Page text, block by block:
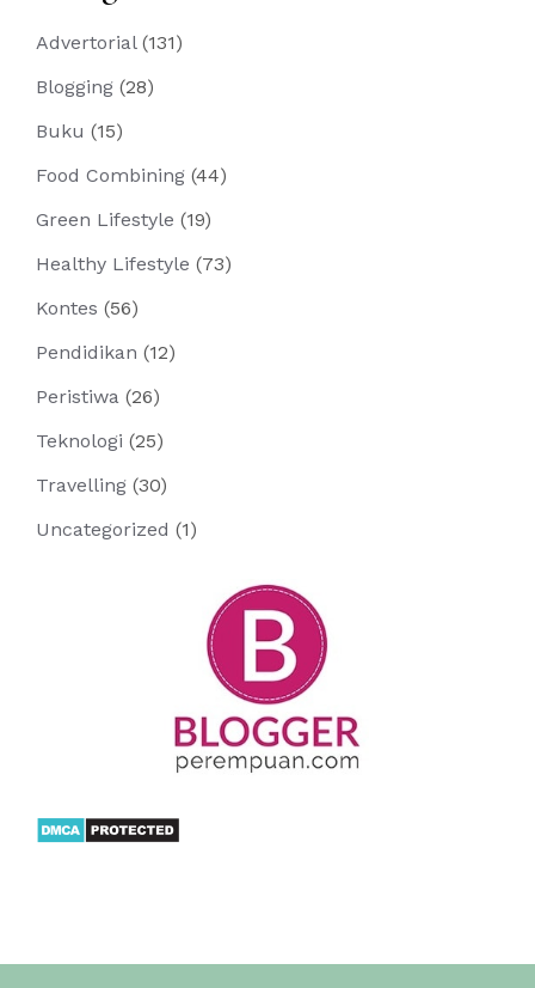
Advertorial(131)
Blogging (28)
Buku (15)
Food Combining (44)
Green Lifestyle (19)
Healthy Lifestyle (73)
Kontes (56)
Pendidikan (12)
Peristiwa (26)
Teknologi (25)
Travelling (30)
Uncategorized (1)